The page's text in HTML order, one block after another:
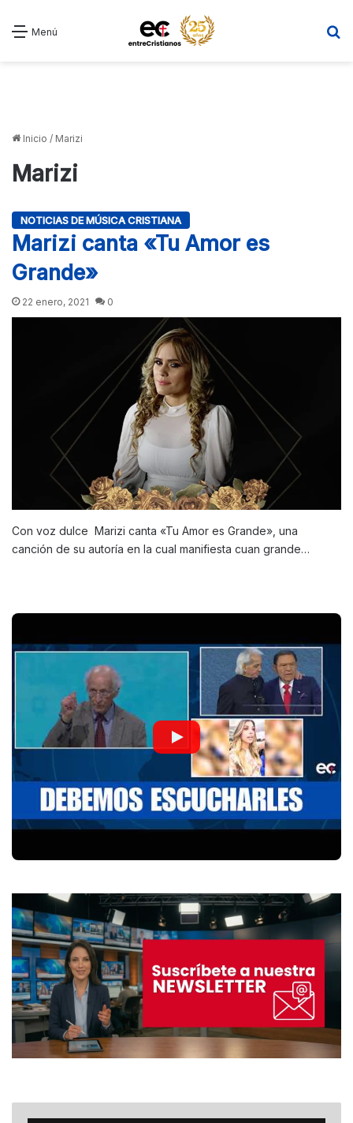
Menú
Inicio / Marizi
Marizi
NOTICIAS DE MÚSICA CRISTIANA
Marizi canta «Tu Amor es
Grande»
22 enero, 2021 0
Con voz dulce Marizi canta «Tu Amor es Grande», una
canción de su autoría en la cual manifiesta cuan grande…